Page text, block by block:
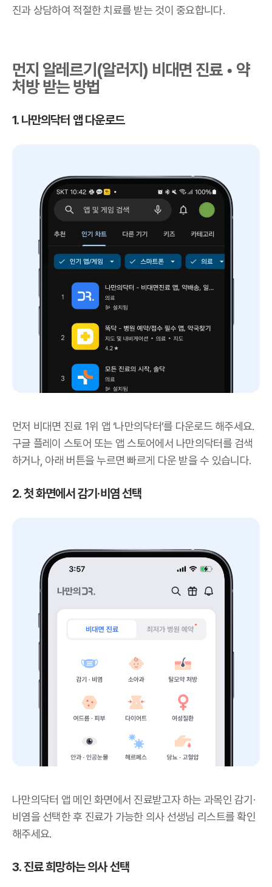
진과 상담하여 적절한 치료를 받는 것이 중요합니다.
먼지 알레르기(알러지) 비대면 진료 • 약
처방 받는 방법
1. 나만의닥터 앱 다운로드
먼저 비대면 진료 1위 앱 ‘나만의닥터’를 다운로드 해주세요.
구글 플레이 스토어 또는 앱 스토어에서 나만의닥터를 검색
하거나, 아래 버튼을 누르면 빠르게 다운 받을 수 있습니다.
2. 첫 화면에서 감기·비염 선택
나만의닥터 앱 메인 화면에서 진료받고자 하는 과목인 감기·
비염을 선택한 후 진료가 가능한 의사 선생님 리스트를 확인
해주세요.
3. 진료 희망하는 의사 선택